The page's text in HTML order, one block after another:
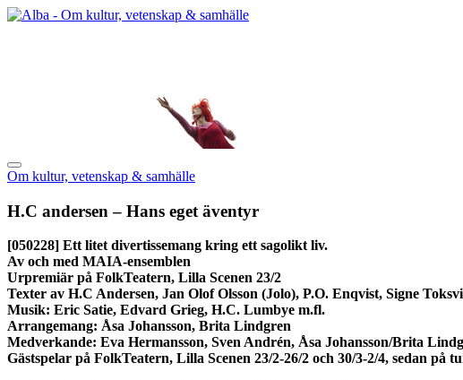
Om kultur, vetenskap & samhälle
H.C andersen – Hans eget äventyr
[050228] Ett litet divertissemang kring ett sagolikt liv.
Av och med MAIA-ensemblen
Urpremiär på FolkTeatern, Lilla Scenen 23/2
Texter av H.C Andersen, Jan Olof Olsson (Jolo), P.O. Enqvist, Signe
Musik: Eric Satie, Edvard Grieg, H.C. Lumbye m.fl.
Arrangemang: Åsa Johansson, Brita Lindgren
Medverkande: Eva Hermansson, Sven Andrén, Åsa Johansson/Brita
Gästspelar på FolkTeatern, Lilla Scenen 23/2-26/2 och 30/3-2/4, sedan på